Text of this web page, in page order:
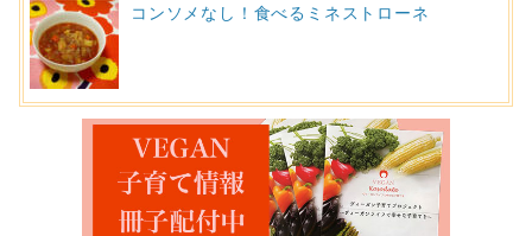
コンソメなし！食べるミネストローネ